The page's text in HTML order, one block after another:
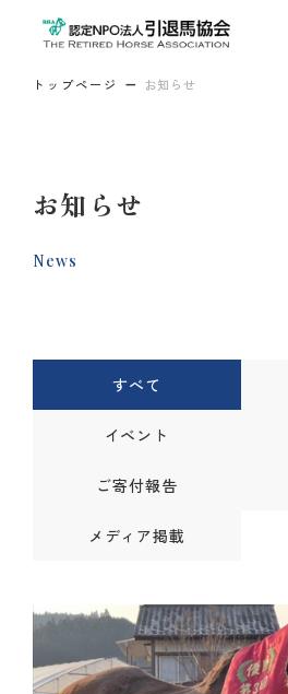
トップページ お知らせ
お知らせ
News
すべて
イベント
ご寄付報告
メディア掲載